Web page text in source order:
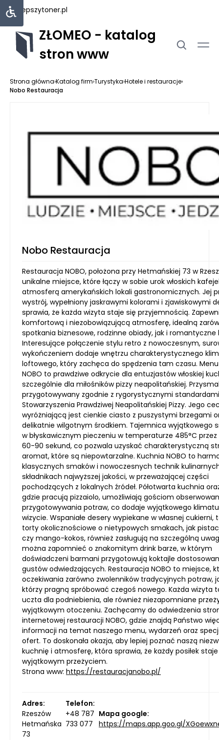
najlepszytoner.pl
ZŁOMEO - katalog
stron www
Strona główna›Katalog firm›Turystyka›Hotele i restauracje›
Nobo Restauracja
Nobo Restauracja
Restauracja NOBO, położona przy Hetmańskiej 73 w
unikalne miejsce, które łączy w sobie urok włoskich
atmosferą amerykańskich lokali gastronomicznych. Jej
wystrój, wypełniony jaskrawymi kolorami i zjawiskowymi
sprawia, że każda wizyta staje się przyjemnością.
komfortową i niezobowiązującą atmosferę, idealną
spotkania biznesowe, rodzinne obiady, jak i romantyczne
Interesujące połączenie stylu retro z nowoczesnym,
wykończeniem dodaje wnętrzu charakterystycznego
loftowego, który zachęca do spędzenia tam czasu.
NOBO to prawdziwe odkrycie dla entuzjastów włoskiej
szczególnie dla miłośników pizzy neapolitańskiej.
przygotowywany zgodnie z rygorystycznymi standardami
Stowarzyszenia Prawdziwej Neapolitańskiej Pizzy. Jego
wyróżniającą jest cienkie ciasto z puszystymi brzegami
delikatnie wilgotnym środkiem. Tajemnica wyjątkowego
w błyskawicznym pieczeniu w temperaturze 485°C przez
60-90 sekund, co pozwala uzyskać charakterystyczną
aromat, które są niepowtarzalne. Kuchnia NOBO to
klasycznych smaków i nowoczesnych technik
składnikach najwyższej jakości, w przeważającej części
pochodzących z lokalnych źródeł. Półotwarta kuchnia
gdzie pracują pizzaiolo, umożliwiają gościom
przygotowywania potraw, co dodaje wyjątkowego
wizycie. Wspaniałe desery wypiekane w własnej cukierni,
torty okolicznościowe o nietypowych smakach, jak
czy mango-kokos, również zasługują na szczególną
można zapomnieć o znakomitym drink barze, w którym
doświadczeni barmani przygotowują koktajle
gustów odwiedzających. Restauracja NOBO to miejsce,
oczekiwania zarówno zwolenników tradycyjnych potraw,
którzy pragną spróbować czegoś nowego. Każda wizyta
uczta dla podniebienia, ale również niezapomniane
wyjątkowym otoczeniu. Zachęcamy do odwiedzenia
internetowej restauracji NOBO, gdzie znajdą Państwo
informacji na temat naszego menu, wydarzeń oraz
ofert. To doskonała okazja, aby lepiej poznać naszą
kuchnię i atmosferę, która sprawia, że każdy posiłek
wyjątkowym przeżyciem.
Strona www: https://restauracjanobo.pl/
Adres:
Rzeszów
Hetmańska
73
Telefon:
+48 787
733 077
Mapa google:
https://maps.app.goo.gl/